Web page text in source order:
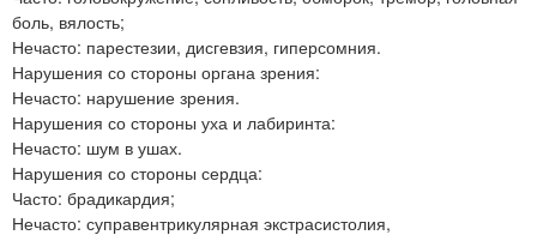
боль, вялость;
Нечасто: парестезии, дисгевзия, гиперсомния.
Нарушения со стороны органа зрения:
Нечасто: нарушение зрения.
Нарушения со стороны уха и лабиринта:
Нечасто: шум в ушах.
Нарушения со стороны сердца:
Часто: брадикардия;
Нечасто: суправентрикулярная экстрасистолия,